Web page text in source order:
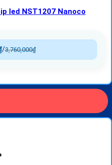
led NST1207 Nanoco
3,760,000₫
/